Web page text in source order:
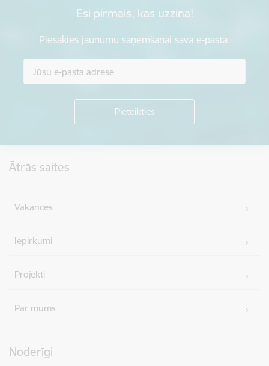
Esi pirmais, kas uzzina!
Piesakies jaunumu saņemšanai savā e-pastā.
Ātrās saites
Vakances
Iepirkumi
Projekti
Par mums
Noderīgi